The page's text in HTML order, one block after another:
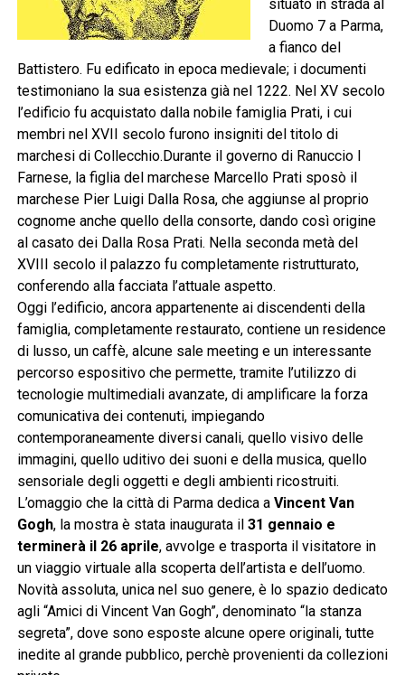
situato in strada al
Duomo 7 a Parma,
a fianco del
Battistero. Fu edificato in epoca medievale; i documenti
testimoniano la sua esistenza già nel 1222. Nel XV secolo
l’edificio fu acquistato dalla nobile famiglia Prati, i cui
membri nel XVII secolo furono insigniti del titolo di
marchesi di Collecchio.Durante il governo di Ranuccio I
Farnese, la figlia del marchese Marcello Prati sposò il
marchese Pier Luigi Dalla Rosa, che aggiunse al proprio
cognome anche quello della consorte, dando così origine
al casato dei Dalla Rosa Prati. Nella seconda metà del
XVIII secolo il palazzo fu completamente ristrutturato,
conferendo alla facciata l’attuale aspetto.
Oggi l’edificio, ancora appartenente ai discendenti della
famiglia, completamente restaurato, contiene un residence
di lusso, un caffè, alcune sale meeting e un interessante
percorso espositivo che permette, tramite l’utilizzo di
tecnologie multimediali avanzate, di amplificare la forza
comunicativa dei contenuti, impiegando
contemporaneamente diversi canali, quello visivo delle
immagini, quello uditivo dei suoni e della musica, quello
sensoriale degli oggetti e degli ambienti ricostruiti.
L’omaggio che la città di Parma dedica a Vincent Van
Gogh, la mostra è stata inaugurata il 31 gennaio e
terminerà il 26 aprile, avvolge e trasporta il visitatore in
un viaggio virtuale alla scoperta dell’artista e dell’uomo.
Novità assoluta, unica nel suo genere, è lo spazio dedicato
agli “Amici di Vincent Van Gogh”, denominato “la stanza
segreta”, dove sono esposte alcune opere originali, tutte
inedite al grande pubblico, perchè provenienti da collezioni